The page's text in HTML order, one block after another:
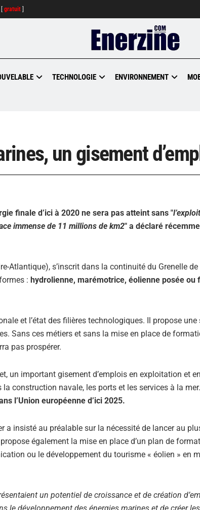
gratuit
TECHNOLOGIE ENVIRONNEMENT
un gisement
finale d’ici à 2020 ne sera pas atteint sans "
immense de 11 millions de km2" a déclaré
Atlantique), s’inscrit dans la continuité du Grenelle
: hydrolienne, marémotrice, éolienne posée ou
et l’état des filières technologiques. Il propose une
Sans ces métiers et sans la mise en place de
pas prospérer.
un important gisement d’emplois en exploitation et
construction navale, les ports et les services à la mer.
l’Union européenne d’ici 2025.
a insisté au préalable sur la nécessité de lancer au
également la mise en place d’un plan de
ou le développement du tourisme « éolien » en
un potentiel de croissance et de création